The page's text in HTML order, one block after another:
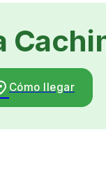
Cómo llegar